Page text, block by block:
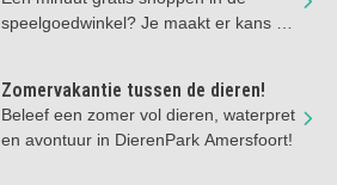
speelgoedwinkel? Je maakt er kans op
Zomervakantie tussen de dieren!
Beleef een zomer vol dieren, waterpret
en avontuur in DierenPark Amersfoort!